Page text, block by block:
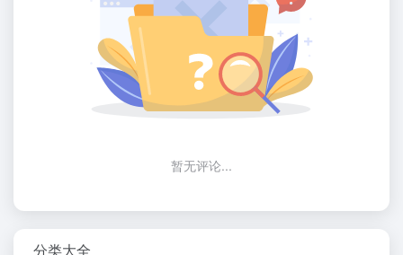
暂无评论...
分类大全